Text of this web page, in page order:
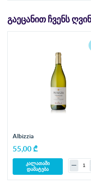
ᲒᲐᲔᲪᲐᲜᲘᲗ ᲩᲕᲔᲜᲡ
Albizzia
55,00 ₾
კალათაში
დამატება